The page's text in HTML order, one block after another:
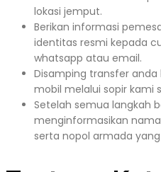
lokasi jemput.
Berikan informasi
identitas resmi kepada
whatsapp atau email.
Disamping transfer
mobil melalui sopir kami
Setelah semua langkah
menginformasikan
serta nopol armada